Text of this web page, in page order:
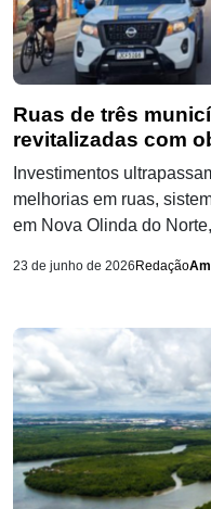
Ruas de três
revitalizadas com
Investimentos
melhorias em ruas,
em Nova Olinda do
23 de junho de 2026 Redação